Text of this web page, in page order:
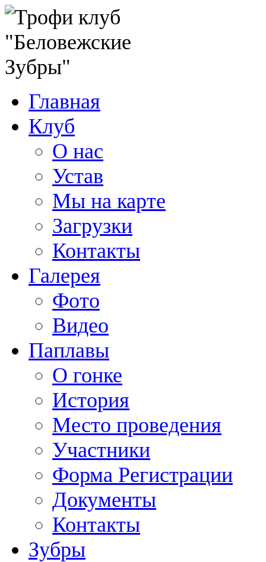
Главная
Клуб
О нас
Устав
Мы на карте
Загрузки
Контакты
Галерея
Фото
Видео
Паплавы
О гонке
История
Место проведения
Участники
Форма Регистрации
Документы
Контакты
Зубры